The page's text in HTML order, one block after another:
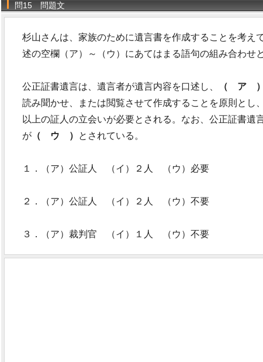
問15 問題文
杉山さんは、家族のために遺言書を作成することを考え
述の空欄（ア）～（ウ）にあてはまる語句の組み合わせ
公正証書遺言は、遺言者が遺言内容を口述し、 （ ア ）
読み聞かせ、または閲覧させて作成することを原則とし
以上の証人の立会いが必要とされる。なお、公正証書遺
が（ ウ ） とされている。
１．（ア）公証人 （イ）２人 （ウ）必要
２．（ア）公証人 （イ）２人 （ウ）不要
３．（ア）裁判官 （イ）１人 （ウ）不要